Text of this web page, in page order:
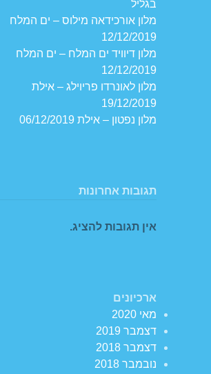
בגליל
מלון אורכידאה מילוס – ים המלח
12/12/2019
מלון דיוויד ים המלח – ים המלח
12/12/2019
מלון לאונרדו פריוילג – אילת
19/12/2019
מלון נפטון – אילת 06/12/2019
תגובות אחרונות
אין תגובות להציג.
ארכיונים
מאי 2020
דצמבר 2019
דצמבר 2018
נובמבר 2018